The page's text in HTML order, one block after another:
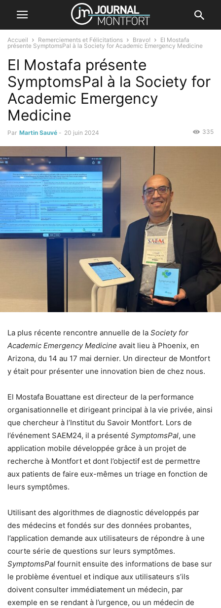
Accueil Remerciements et Félicitations Bravo!
El Mostafa
présente SymptomsPal à la Society for Academic Emergency Medicine
El Mostafa présente
SymptomsPal à la Society for
Academic Emergency
Medicine
Par Martin Sauvé - 20 juin 2024 335
La plus récente rencontre annuelle de la Society for
Academic Emergency Medicine avait lieu à Phoenix, en
Arizona, du 14 au 17 mai dernier. Un directeur de Montfort
y était pour présenter une innovation bien de chez nous.
El Mostafa Bouattane est directeur de la performance
organisationnelle et dirigeant principal à la vie privée, ainsi
que chercheur à l’Institut du Savoir Montfort. Lors de
l’événement SAEM24, il a présenté SymptomsPal, une
application mobile développée grâce à un projet de
recherche à Montfort et dont l’objectif est de permettre
aux patients de faire eux-mêmes un triage en fonction de
leurs symptômes.
Utilisant des algorithmes de diagnostic développés par
des médecins et fondés sur des données probantes,
l’application demande aux utilisateurs de répondre à une
courte série de questions sur leurs symptômes.
SymptomsPal fournit ensuite des informations de base sur
le problème éventuel et indique aux utilisateurs s’ils
doivent consulter immédiatement un médecin, par
exemple en se rendant à l’urgence, ou un médecin de